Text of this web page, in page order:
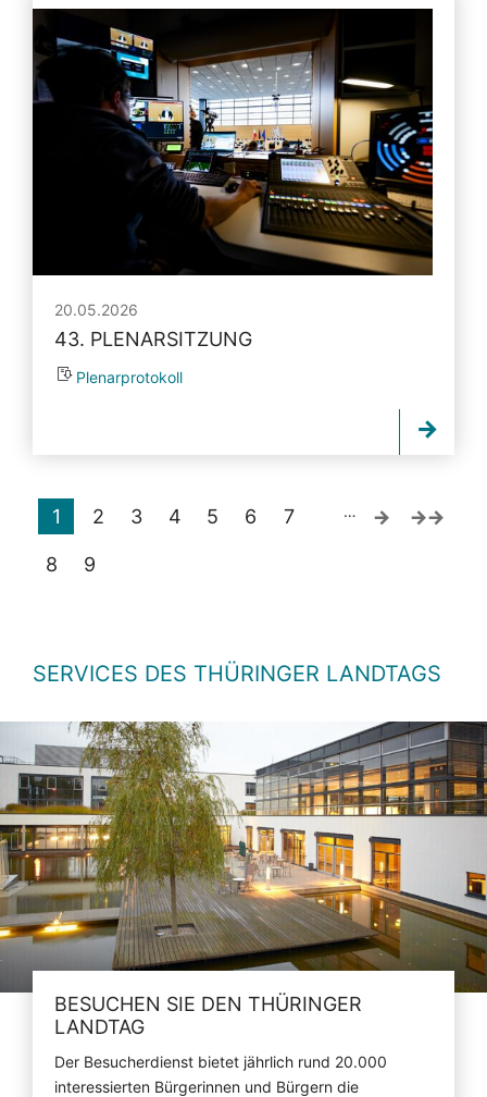
20.05.2026
43. PLENARSITZUNG
Plenarprotokoll
1 2 3 4 5 6 7
8 9
…
SERVICES DES THÜRINGER LANDTAGS
BESUCHEN SIE DEN THÜRINGER
LANDTAG
Der Besucherdienst bietet jährlich rund 20.000
interessierten Bürgerinnen und Bürgern die